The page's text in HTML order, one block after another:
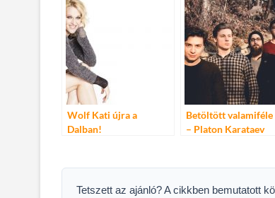
Wolf Kati újra a
Dalban!
Betöltött
– Platon Karataev
Tetszett az ajánló? A cikkben bemutatott